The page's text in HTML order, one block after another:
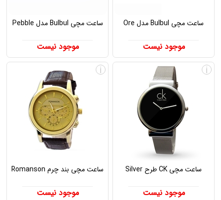
ساعت مچی Bulbul مدل Ore
موجود نیست
ساعت مچی Bulbul مدل Pebble
موجود نیست
ساعت مچی CK طرح Silver
موجود نیست
i
ساعت مچی بند چرم Romanson
موجود نیست
i